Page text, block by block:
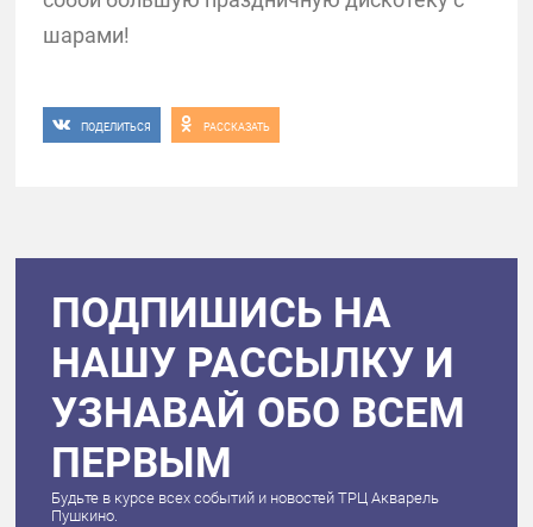
шарами!
ПОДЕЛИТЬСЯ РАССКАЗАТЬ
ПОДПИШИСЬ НА
НАШУ РАССЫЛКУ И
УЗНАВАЙ ОБО ВСЕМ
ПЕРВЫМ
Будьте в курсе всех событий и новостей ТРЦ Акварель
Пушкино.